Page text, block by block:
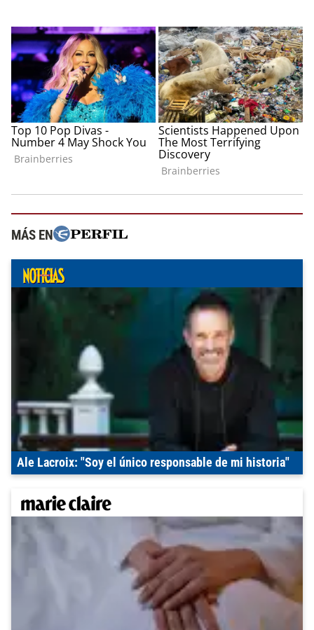
MÁS EN
Ale Lacroix: "Soy el único responsable de mi historia"